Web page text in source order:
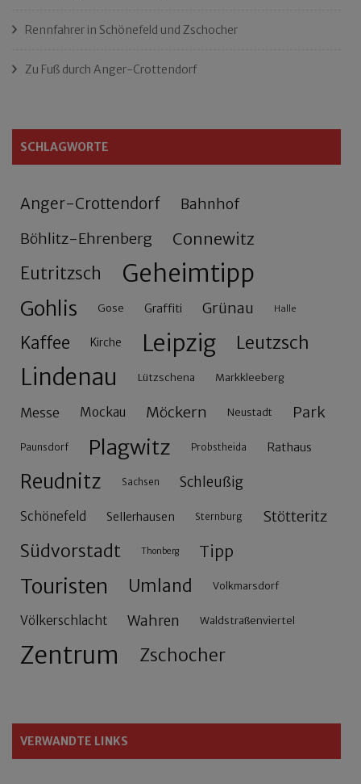
Rennfahrer in Schönefeld und Zschocher
Zu Fuß durch Anger-Crottendorf
SCHLAGWORTE
Anger-Crottendorf Bahnhof
Böhlitz-Ehrenberg Connewitz
Eutritzsch Geheimtipp
Gohlis Gose Graffiti Grünau Halle
Kaffee Kirche Leipzig Leutzsch
Lindenau Lützschena Markkleeberg
Messe Mockau Möckern Neustadt Park
Paunsdorf Plagwitz Probstheida Rathaus
Reudnitz Sachsen Schleußig
Schönefeld Sellerhausen Sternburg Stötteritz
Südvorstadt Thonberg Tipp
Touristen Umland Volkmarsdorf
Völkerschlacht Wahren Waldstraßenviertel
Zentrum Zschocher
VERWANDTE LINKS